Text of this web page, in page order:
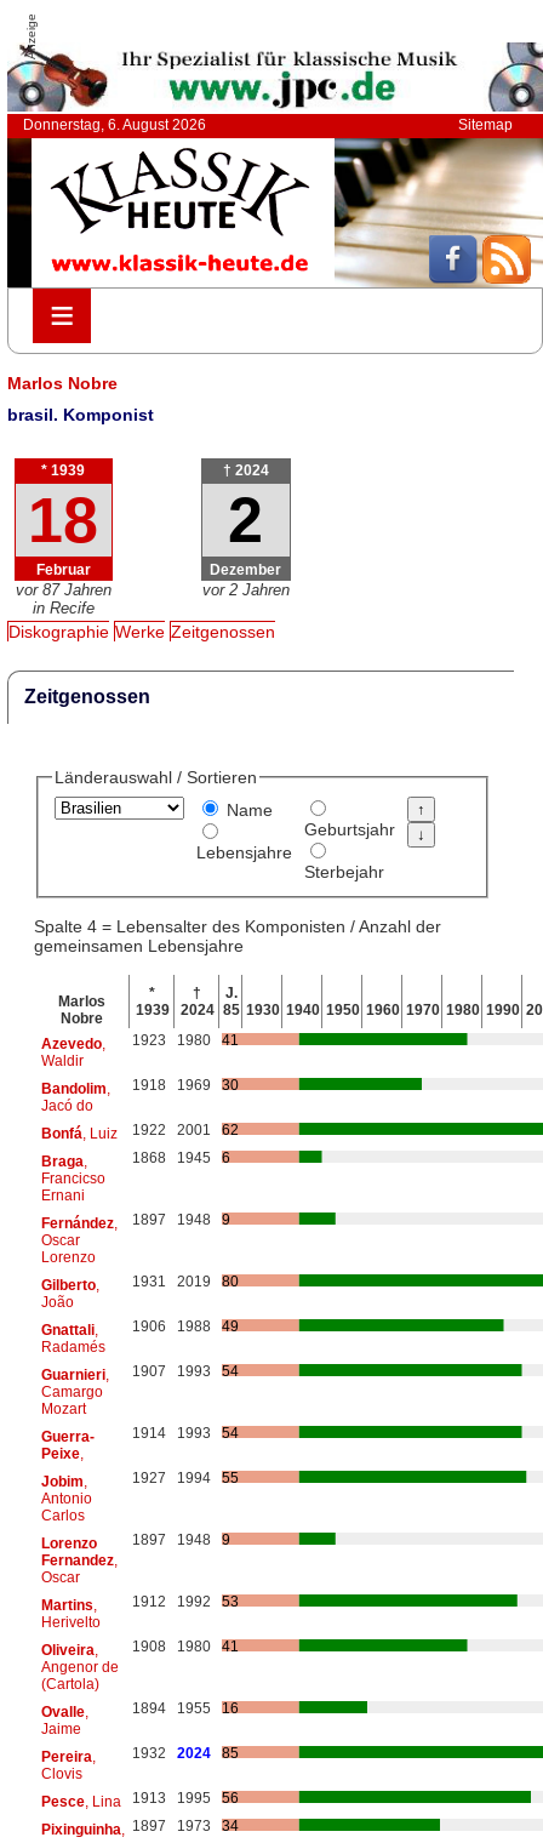
Anzeige
Donnerstag, 6. August 2026 Sitemap
≡
≡
Marlos Nobre
brasil. Komponist
* 1939
18
Februar
vor 87 Jahren
in Recife
† 2024
2
Dezember
vor 2 Jahren
Diskographie Werke Zeitgenossen
Zeitgenossen
Länderauswahl / Sortieren
Name
Lebensjahre
Geburtsjahr
Sterbejahr
Spalte 4 = Lebensalter des Komponisten / Anzahl der
gemeinsamen Lebensjahre
Marlos
Nobre
*
1939
†
2024
J.
85 1930 1940 1950 1960 1970 1980 1990
Azevedo,
Waldir
1923 1980 41
Bandolim
Jacó do
1918 1969 30
Bonfá , Luiz 1922 2001
62
Braga
Francicso
Ernani
1868 1945 6
Fernández,
Oscar
Lorenzo
1897 1948 9
Gilberto,
João
1931 2019 80
Gnattali,
Radamés
1906 1988 49
Guarnieri,
Camargo
Mozart
1907 1993 54
Guerra-
Peixe,
1914 1993 54
Jobim
Antonio
Carlos
1927 1994 55
Lorenzo
Fernandez,
Oscar
1897 1948 9
Martins
Herivelto
1912 1992 53
Oliveira
Angenor de
(Cartola)
1908 1980 41
Ovalle,
Jaime
1894 1955 16
Pereira
Clovis
1932 2024 85
Pesce, Lina 1913 1995
56
Pixinguinha
1897 1973
34